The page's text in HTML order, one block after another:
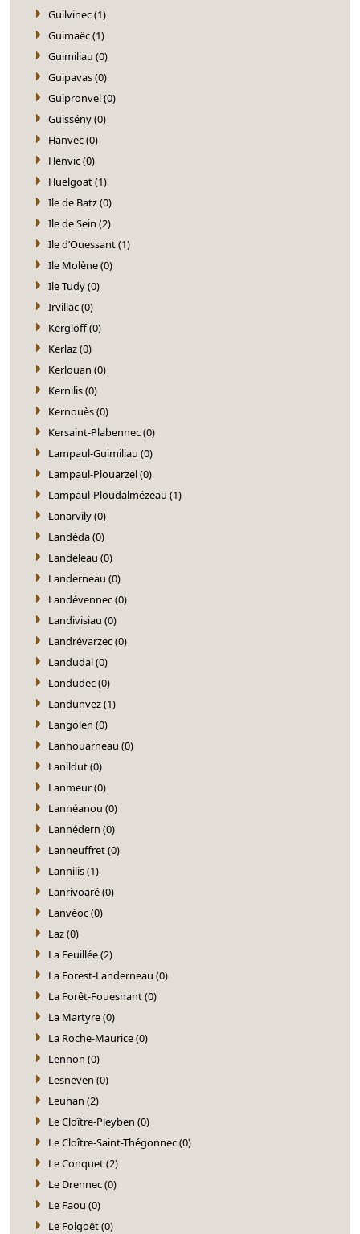
Guilvinec (1)
Guimaëc (1)
Guimiliau (0)
Guipavas (0)
Guipronvel (0)
Guissény (0)
Hanvec (0)
Henvic (0)
Huelgoat (1)
Ile de Batz (0)
Ile de Sein (2)
Ile d’Ouessant (1)
Ile Molène (0)
Ile Tudy (0)
Irvillac (0)
Kergloff (0)
Kerlaz (0)
Kerlouan (0)
Kernilis (0)
Kernouès (0)
Kersaint-Plabennec (0)
Lampaul-Guimiliau (0)
Lampaul-Plouarzel (0)
Lampaul-Ploudalmézeau (1)
Lanarvily (0)
Landéda (0)
Landeleau (0)
Landerneau (0)
Landévennec (0)
Landivisiau (0)
Landrévarzec (0)
Landudal (0)
Landudec (0)
Landunvez (1)
Langolen (0)
Lanhouarneau (0)
Lanildut (0)
Lanmeur (0)
Lannéanou (0)
Lannédern (0)
Lanneuffret (0)
Lannilis (1)
Lanrivoaré (0)
Lanvéoc (0)
Laz (0)
La Feuillée (2)
La Forest-Landerneau (0)
La Forêt-Fouesnant (0)
La Martyre (0)
La Roche-Maurice (0)
Lennon (0)
Lesneven (0)
Leuhan (2)
Le Cloître-Pleyben (0)
Le Cloître-Saint-Thégonnec (0)
Le Conquet (2)
Le Drennec (0)
Le Faou (0)
Le Folgoët (0)